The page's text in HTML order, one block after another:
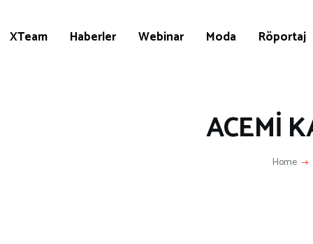
XTeam Haberler Webinar Moda Röportaj
ACEMİ
Home
AİRSOFT & PAİNTBALL